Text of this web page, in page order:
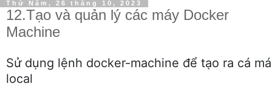
Thứ Năm, 26 tháng 10, 2023
12.Tạo và quản lý các máy Docker
Machine
Sử dụng lệnh docker-machine để tạo ra cá
local